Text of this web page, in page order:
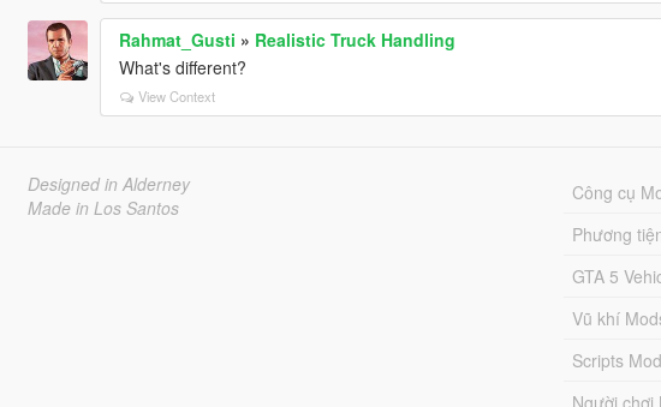
Rahmat_Gusti » Realistic Truck Handling
What's different?
View Context
Designed in Alderney
Made in Los Santos
Công cụ
Phương
GTA 5
Vũ khí
Scripts
Người chơi